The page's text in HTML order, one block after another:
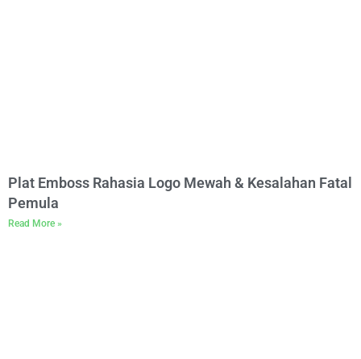
Plat Emboss Rahasia Logo Mewah & Kesalahan Fatal
Pemula
Read More »